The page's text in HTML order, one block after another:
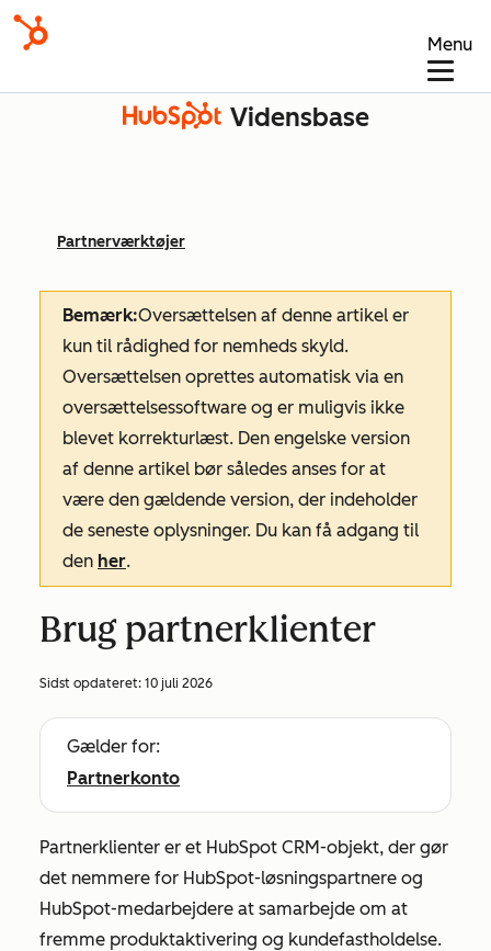
Menu
Vidensbase
Partnerværktøjer
Bemærk:Oversættelsen af denne artikel er
kun til rådighed for nemheds skyld.
Oversættelsen oprettes automatisk via en
oversættelsessoftware og er muligvis ikke
blevet korrekturlæst. Den engelske version
af denne artikel bør således anses for at
være den gældende version, der indeholder
de seneste oplysninger. Du kan få adgang til
den her.
Brug partnerklienter
Sidst opdateret: 10 juli 2026
Gælder for:
Partnerkonto
Partnerklienter er et HubSpot CRM-objekt, der gør
det nemmere for HubSpot-løsningspartnere og
HubSpot-medarbejdere at samarbejde om at
fremme produktaktivering og kundefastholdelse.